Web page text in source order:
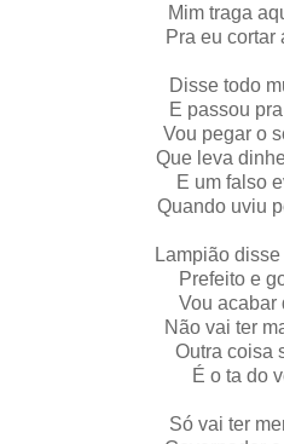
Mim traga
Pra eu cortar
Disse todo
E passou
Vou pegar o
Que leva
E um falso
Quando uviu
Lampião
Prefeito e
Vou acabar
Não vai ter
Outra coisa
É o ta do
Só vai ter